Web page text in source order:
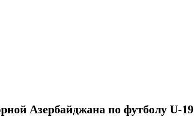
Азербайджана по футболу U-19